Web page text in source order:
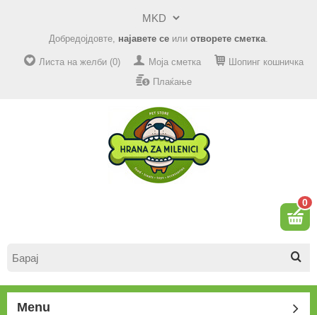
Добредојдовте, најавете се или отворете сметка.
Листа на желби (0) Моја сметка
Шопинг кошничка
Плаќање
0
Menu